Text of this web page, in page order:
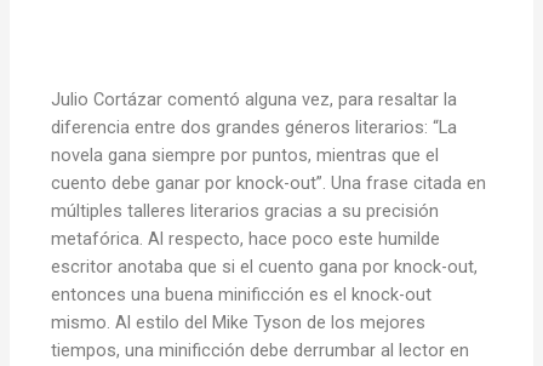
Julio Cortázar comentó alguna vez, para resaltar la
diferencia entre dos grandes géneros literarios: “La
novela gana siempre por puntos, mientras que el
cuento debe ganar por knock-out”. Una frase citada en
múltiples talleres literarios gracias a su precisión
metafórica. Al respecto, hace poco este humilde
escritor anotaba que si el cuento gana por knock-out,
entonces una buena minificción es el knock-out
mismo. Al estilo del Mike Tyson de los mejores
tiempos, una minificción debe derrumbar al lector en